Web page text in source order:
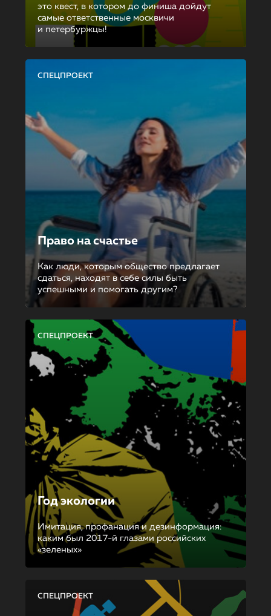
это квест, в котором до финиша дойдут
самые ответственные москвичи
и петербуржцы!
СПЕЦПРОЕКТ
Право на счастье
Как люди, которым общество предлагает
сдаться, находят в себе силы быть
успешными и помогать другим?
СПЕЦПРОЕКТ
Год экологии
Имитация, профанация и дезинформация:
каким был 2017-й глазами российских
«зеленых»
СПЕЦПРОЕКТ